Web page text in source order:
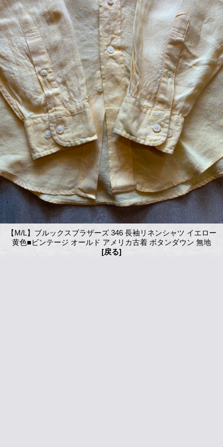
【M/L】ブルックスブラザーズ 346 長袖リネンシャツ イエロー
黄色■ビンテージ オールド アメリカ古着 ボタンダウン 無地
[戻る]